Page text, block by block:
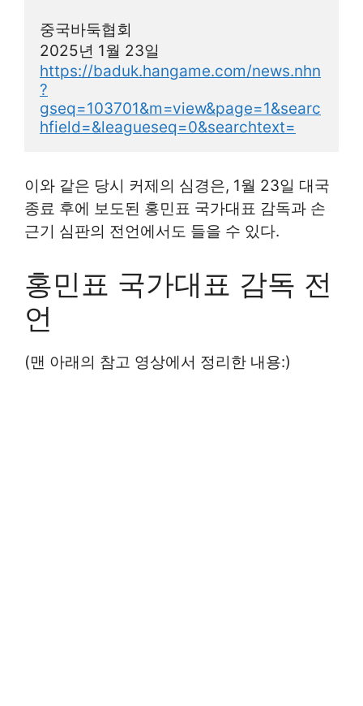
중국바둑협회
2025년 1월 23일
https://baduk.hangame.com/news.nhn
?
gseq=103701&m=view&page=1&searc
hfield=&leagueseq=0&searchtext=
이와 같은 당시 커제의 심경은, 1월 23일 대국
종료 후에 보도된 홍민표 국가대표 감독과 손
근기 심판의 전언에서도 들을 수 있다.
홍민표 국가대표 감독 전
언
(맨 아래의 참고 영상에서 정리한 내용:)